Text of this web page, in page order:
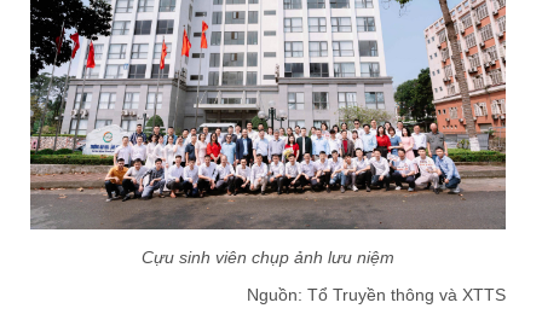
Cựu sinh viên chụp ảnh lưu niệm
Nguồn: Tổ Truyền thông và XTTS